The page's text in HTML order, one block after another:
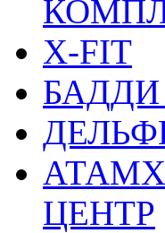
X-FIT
ЦЕНТР